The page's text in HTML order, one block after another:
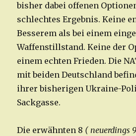
bisher dabei offenen
schlechtes Ergebnis. Keine
Besserem als bei einem
Waffenstillstand. Keine der
einem echten Frieden. Die
mit beiden Deutschland
ihrer bisherigen Ukraine-
Sackgasse.
Die erwähnten 8 ( neuerdings